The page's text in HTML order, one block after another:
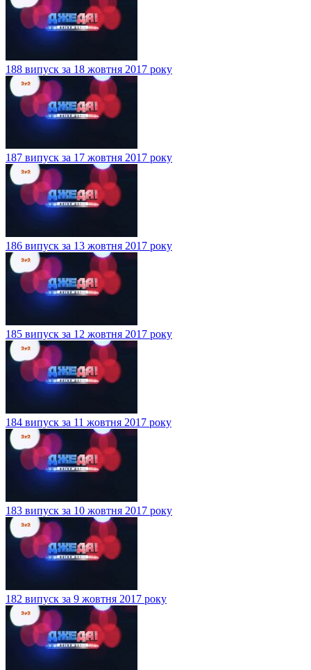
188 випуск за 18 жовтня 2017 року
187 випуск за 17 жовтня 2017 року
186 випуск за 13 жовтня 2017 року
185 випуск за 12 жовтня 2017 року
184 випуск за 11 жовтня 2017 року
183 випуск за 10 жовтня 2017 року
182 випуск за 9 жовтня 2017 року